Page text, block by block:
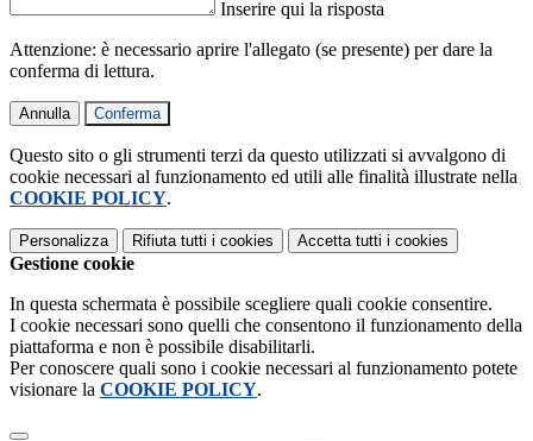
Inserire qui la risposta
Attenzione: è necessario aprire l'allegato (se presente) per dare la
conferma di lettura.
Annulla Conferma
Questo sito o gli strumenti terzi da questo utilizzati si avvalgono di
cookie necessari al funzionamento ed utili alle finalità illustrate nella
COOKIE POLICY.
Personalizza Rifiuta tutti i cookies Accetta tutti i cookies
Gestione cookie
In questa schermata è possibile scegliere quali cookie consentire.
I cookie necessari sono quelli che consentono il funzionamento della
piattaforma e non è possibile disabilitarli.
Per conoscere quali sono i cookie necessari al funzionamento potete
visionare la COOKIE POLICY.